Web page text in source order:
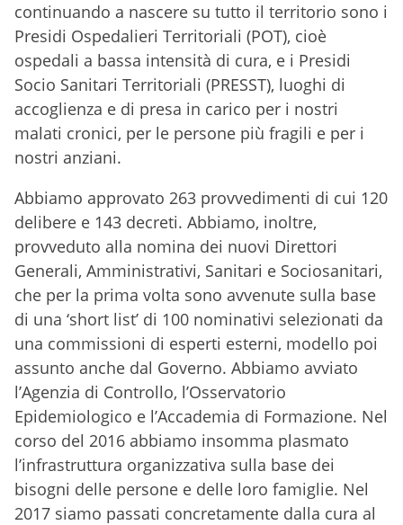
continuando a nascere su tutto il territorio sono i
Presidi Ospedalieri Territoriali (POT), cioè
ospedali a bassa intensità di cura, e i Presidi
Socio Sanitari Territoriali (PRESST), luoghi di
accoglienza e di presa in carico per i nostri
malati cronici, per le persone più fragili e per i
nostri anziani.
Abbiamo approvato 263 provvedimenti di cui 120
delibere e 143 decreti. Abbiamo, inoltre,
provveduto alla nomina dei nuovi Direttori
Generali, Amministrativi, Sanitari e Sociosanitari,
che per la prima volta sono avvenute sulla base
di una ‘short list’ di 100 nominativi selezionati da
una commissioni di esperti esterni, modello poi
assunto anche dal Governo. Abbiamo avviato
l’Agenzia di Controllo, l’Osservatorio
Epidemiologico e l’Accademia di Formazione. Nel
corso del 2016 abbiamo insomma plasmato
l’infrastruttura organizzativa sulla base dei
bisogni delle persone e delle loro famiglie. Nel
2017 siamo passati concretamente dalla cura al